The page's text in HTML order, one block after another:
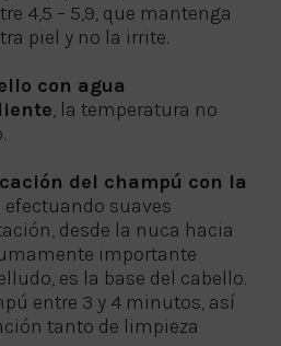
4,5 – 5,9, que mantenga
piel y no la irrite.
con agua
, la temperatura no
del champú con la
efectuando suaves
desde la nuca hacia
importante
es la base del cabello.
entre 3 y 4 minutos, así
tanto de limpieza